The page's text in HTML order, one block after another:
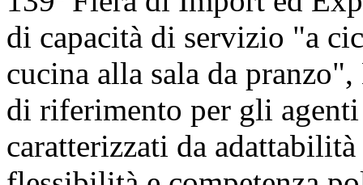
di capacità di servizio "a
cucina alla sala da
di riferimento per gli
caratterizzati da